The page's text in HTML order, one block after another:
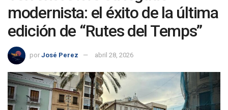
modernista: el éxito de la última
edición de “Rutes del Temps”
por José Perez abril 28, 2026